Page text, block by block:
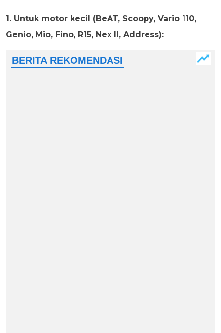
1. Untuk motor kecil (BeAT, Scoopy, Vario 110,
Genio, Mio, Fino, R15, Nex II, Address):